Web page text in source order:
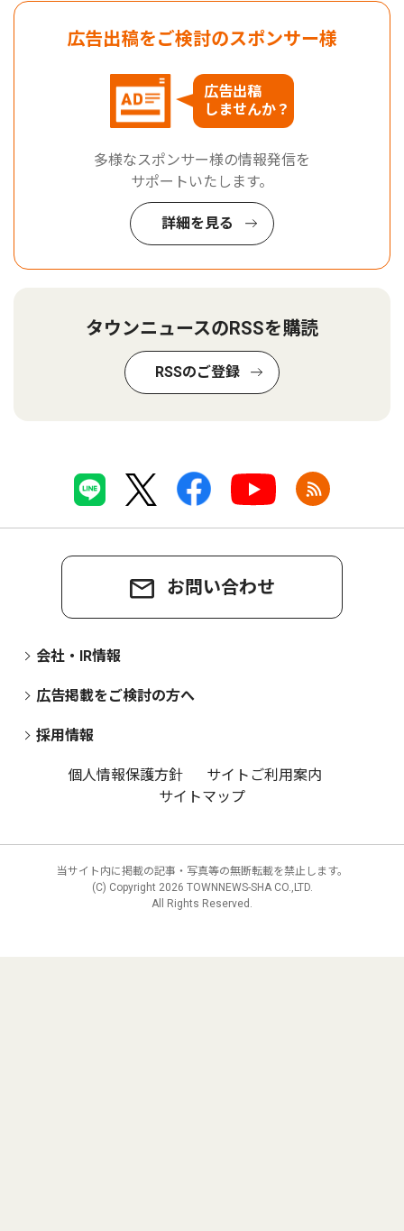
広告出稿をご検討のスポンサー様
広告出稿
しませんか？
多様なスポンサー様の情報発信を
サポートいたします。
詳細を見る
タウンニュースのRSSを購読
RSSのご登録
お問い合わせ
会社・IR情報
広告掲載をご検討の方へ
採用情報
個人情報保護方針
サイトご利用案内
サイトマップ
当サイト内に掲載の記事・写真等の無断転載を禁止します。
(C) Copyright 2026 TOWNNEWS-SHA CO.,LTD.
All Rights Reserved.